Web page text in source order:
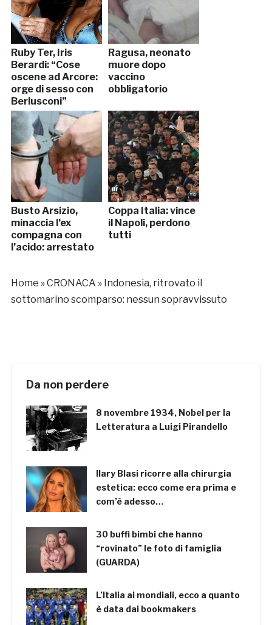
Ruby Ter, Iris
Berardi: “Cose
oscene ad Arcore:
orge di sesso con
Berlusconi”
Ragusa, neonato
muore dopo
vaccino
obbligatorio
Busto Arsizio,
minaccia l’ex
compagna con
l’acido: arrestato
Coppa Italia: vince
il Napoli, perdono
tutti
Home »CRONACA » Indonesia, ritrovato il
sottomarino scomparso: nessun sopravvissuto
Da non perdere
8 novembre 1934, Nobel per la
Letteratura a Luigi Pirandello
Ilary Blasi ricorre alla chirurgia
estetica: ecco come era prima e
com’è adesso…
30 buffi bimbi che hanno
“rovinato” le foto di famiglia
(GUARDA)
L’Italia ai mondiali, ecco a quanto
è data dai bookmakers